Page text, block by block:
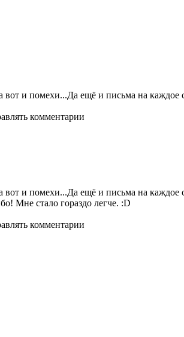
вот и помехи...Да ещё и письма на каждое
комментарии
вот и помехи...Да ещё и письма на каждое
Мне стало гораздо легче. :D
комментарии